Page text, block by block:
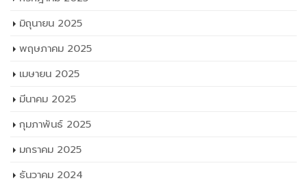
พฤษภาคม 2025
เมษายน 2025
มีนาคม 2025
กุมภาพันธ์ 2025
มกราคม 2025
ธันวาคม 2024
พฤศจิกายน 2024